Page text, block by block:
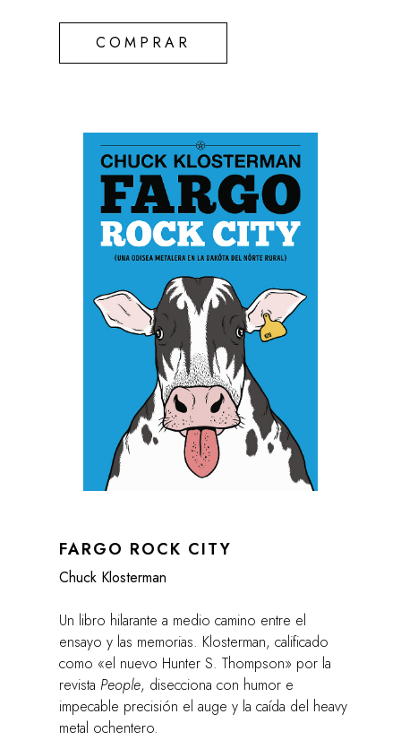
COMPRAR
FARGO ROCK CITY
Chuck Klosterman
Un libro hilarante a medio camino entre el
ensayo y las memorias. Klosterman, calificado
como «el nuevo Hunter S. Thompson» por la
revista People, disecciona con humor e
impecable precisión el auge y la caída del heavy
metal ochentero.